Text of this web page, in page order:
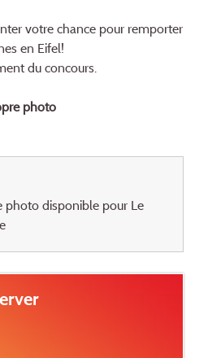
votre chance pour remporter
en Eifel!
du concours.
photo
photo disponible pour Le